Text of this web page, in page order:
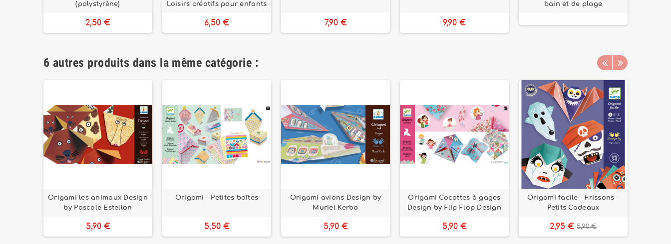
(polystyrène)
2,50 €
Loisirs créatifs pour enfants
6,50 € 7,90 € 9,90 €
bain et de plage
6 autres produits dans la même catégorie :
Origami les animaux Design
by Pascale Estellon
5,90 €
Origami - Petites boîtes
5,50 €
Origami avions Design by
Muriel Kerba
5,90 €
Origami Cocottes à gages
Design by Flip Flop Design
5,90 €
Origami facile - Frissons -
Petits Cadeaux
2,95 € 5,90 €